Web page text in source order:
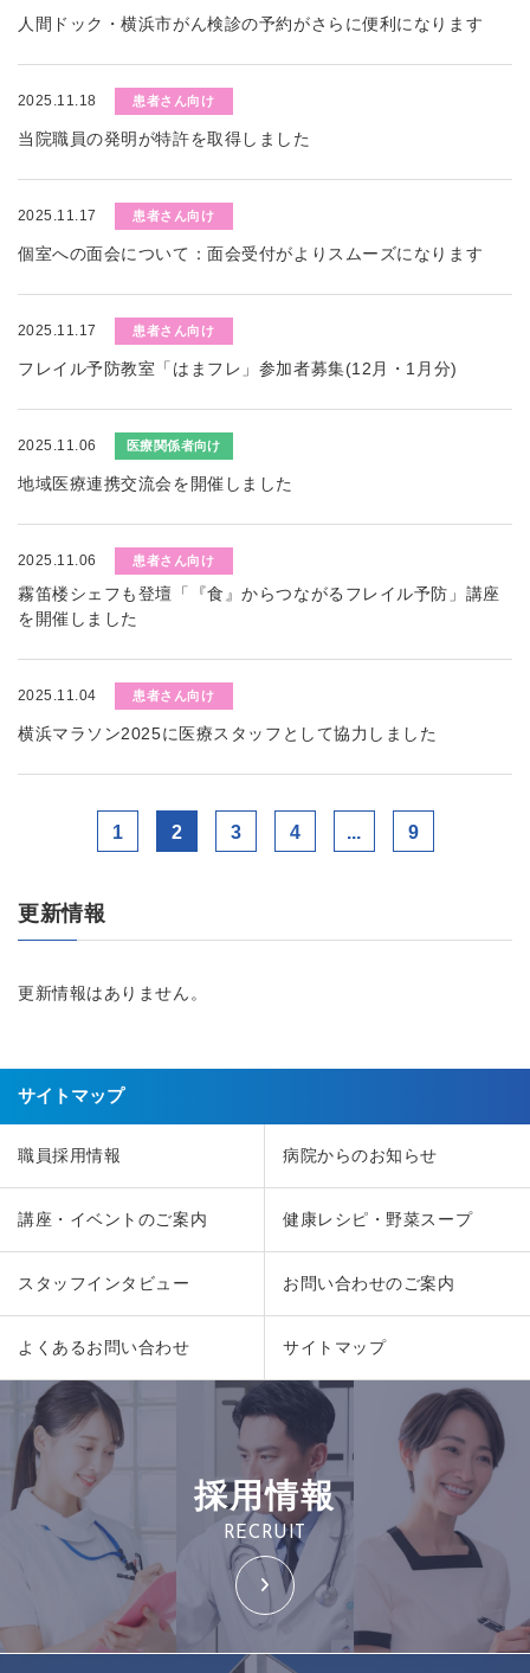
人間ドック・横浜市がん検診の予約がさらに便利になります
2025.11.18 患者さん向け
当院職員の発明が特許を取得しました
2025.11.17 患者さん向け
個室への面会について：面会受付がよりスムーズになります
2025.11.17 患者さん向け
フレイル予防教室「はまフレ」参加者募集(12月・1月分)
2025.11.06 医療関係者向け
地域医療連携交流会を開催しました
2025.11.06 患者さん向け
霧笛楼シェフも登壇「『食』からつながるフレイル予防」講座
を開催しました
2025.11.04 患者さん向け
横浜マラソン2025に医療スタッフとして協力しました
1 2 3 4 ... 9
更新情報
更新情報はありません。
サイトマップ
職員採用情報 病院からのお知らせ
講座・イベントのご案内 健康レシピ・野菜スープ
スタッフインタビュー お問い合わせのご案内
よくあるお問い合わせ サイトマップ
採用情報
RECRUIT